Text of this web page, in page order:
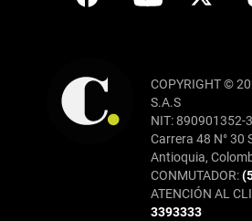
COPYRIGHT ©
S.A.S
NIT: 890901352-3
Carrera 48 N° 30
Antioquia,
CONMUTADOR:
ATENCIÓN AL
3393333